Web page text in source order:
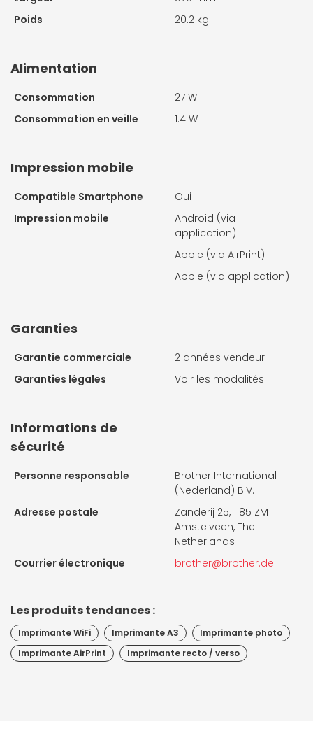
Poids
20.2 kg
Alimentation
Consommation
27 W
Consommation en veille
1.4 W
Impression mobile
Compatible Smartphone
Oui
Impression mobile
Android (via
application)
Apple (via AirPrint)
Apple (via application)
Garanties
Garantie commerciale
2 années vendeur
Garanties légales
Voir les modalités
Informations de
sécurité
Personne responsable
Brother International
(Nederland) B.V.
Adresse postale
Zanderij 25, 1185 ZM
Amstelveen, The
Netherlands
Courrier électronique
brother@brother.de
Les produits tendances :
Imprimante WiFi Imprimante A3
Imprimante photo
Imprimante AirPrint
Imprimante recto / verso